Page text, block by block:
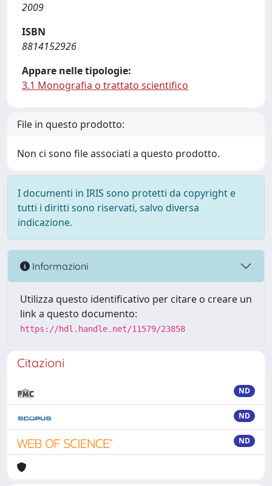
2009
ISBN
8814152926
Appare nelle tipologie:
3.1 Monografia o trattato scientifico
File in questo prodotto:
Non ci sono file associati a questo prodotto.
I documenti in IRIS sono protetti da copyright e
tutti i diritti sono riservati, salvo diversa
indicazione.
Informazioni
Utilizza questo identificativo per citare o creare un
link a questo documento:
https://hdl.handle.net/11579/23858
Citazioni
ND
ND
ND